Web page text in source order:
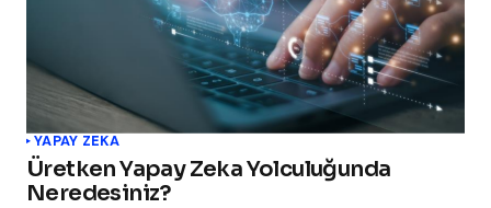
YAPAY ZEKA
Üretken Yapay Zeka Yolculuğunda
Neredesiniz?